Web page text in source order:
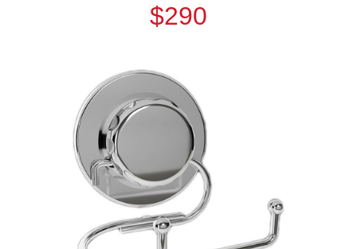
$290